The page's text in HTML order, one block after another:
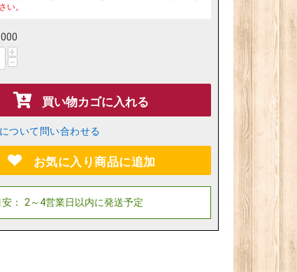
い。
+
−
買い物カゴに入れる
ついて問い合わせる
お気に入り商品に追加